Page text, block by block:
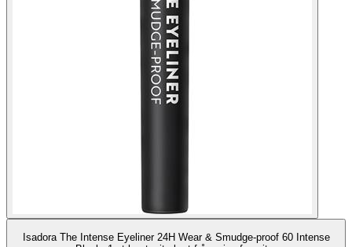
Isadora The Intense Eyeliner 24H Wear & Smudge-proof 60 Intense